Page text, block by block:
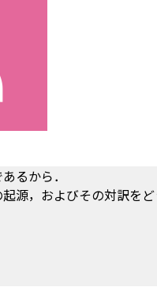
るから．
源，およびその対訳を